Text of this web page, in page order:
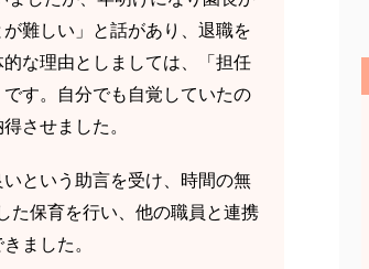
難しい」と話があり、退職を
な理由としましては、「担任
す。自分でも自覚していたの
させました。
という助言を受け、時間の無
た保育を行い、他の職員と連携
ました。